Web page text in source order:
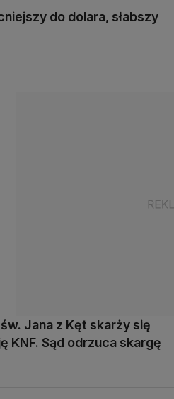
do dolara, słabszy
św. Jana z Kęt skarży się
KNF. Sąd odrzuca skargę